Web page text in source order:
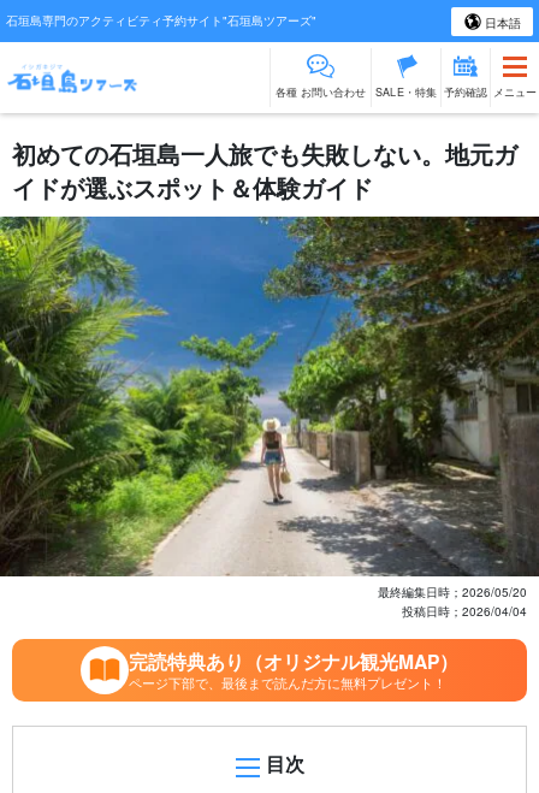
石垣島専門のアクティビティ予約サイト"石垣島ツアーズ" 日本語
各種 お問い合わせ SALE・特集 予約確認 メニュー
初めての石垣島一人旅でも失敗しない。地元ガ
イドが選ぶスポット＆体験ガイド
最終編集日時； 2026/05/20
投稿日時； 2026/04/04
完読特典あり（オリジナル観光MAP）
ページ下部で、最後まで読んだ方に無料プレゼント！
目次